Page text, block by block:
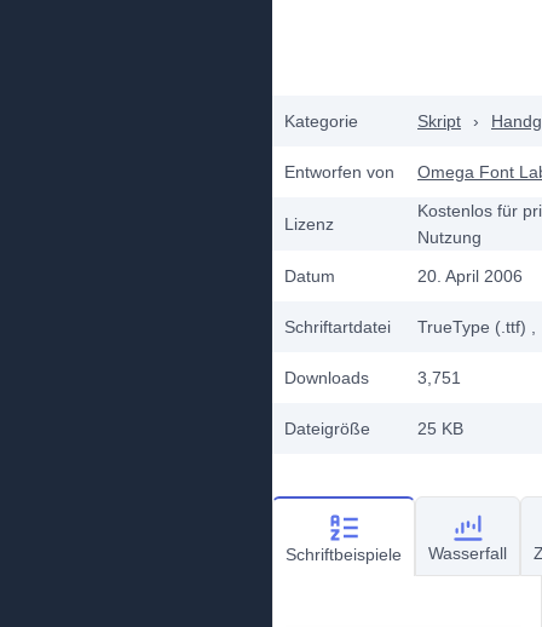
Kategorie Skript ›
Entworfen von Omega Font
Lizenz
Kostenlos für
Nutzung
Datum
20. April 2006
Schriftartdatei TrueType (.ttf)
Downloads 3,751
Dateigröße 25 KB
Schriftbeispiele Wasserfall